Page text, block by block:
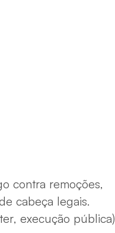
contra remoções,
cabeça legais.
execução pública)